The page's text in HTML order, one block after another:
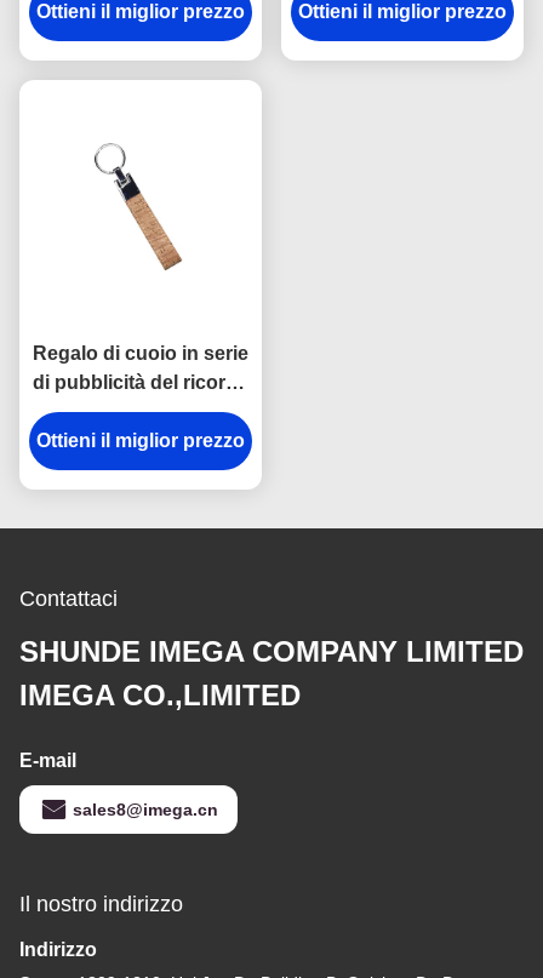
Souvenir Personalised
dell'incisione laser
Ottieni il miglior prezzo
che incidono Logo Car
Key Ring Holder
Ottieni il miglior prezzo
Regalo di cuoio in serie
di pubblicità del ricordo
di Cork Plain Leather
Keyring 12mm
Keychains
Ottieni il miglior prezzo
Contattaci
SHUNDE IMEGA COMPANY LIMITED
IMEGA CO.,LIMITED
E-mail
sales8@imega.cn
Il nostro indirizzo
Indirizzo